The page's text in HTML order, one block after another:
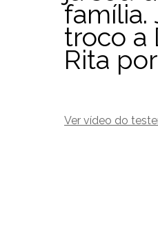
família.
troco a
Rita
Ver vídeo do